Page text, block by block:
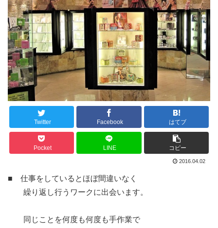
Twitter Facebook はてブ
Pocket LINE コピー
2016.04.02
■ 仕事をしているとほぼ間違いなく
繰り返し行うワークに出会います。
同じことを何度も何度も手作業で